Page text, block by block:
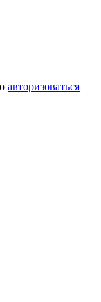
авторизоваться.